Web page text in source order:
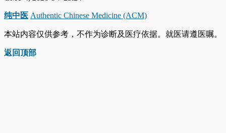
纯中医 Authentic Chinese Medicine (ACM)
本站内容仅供参考，不作为诊断及医疗依据。就医请遵医嘱。
返回顶部